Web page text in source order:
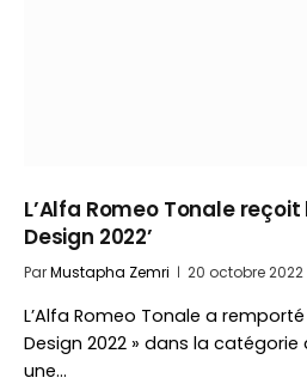
L’Alfa Romeo Tonale reçoit
Design 2022’
ParMustapha Zemri 20 octobre 2022
L’Alfa Romeo Tonale a
Design 2022 » dans la
une…